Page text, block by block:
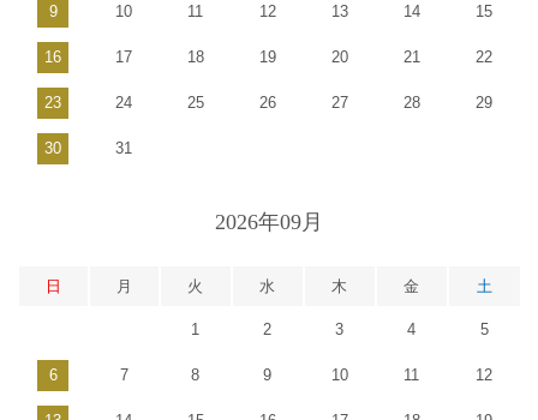
9 10 11 12 13 14 15
16 17 18 19 20 21 22
23 24 25 26 27 28 29
30 31
2026年09月
日 月 火 水 木 金 土
1 2 3 4 5
6 7 8 9 10 11 12